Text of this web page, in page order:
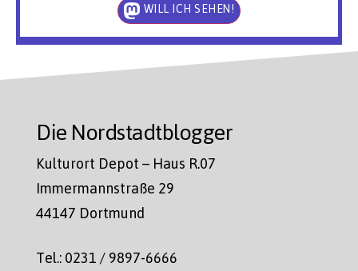
WILL ICH SEHEN!
Die Nordstadtblogger
Kulturort Depot – Haus R.07
Immermannstraße 29
44147 Dortmund
Tel.: 0231 / 9897-6666